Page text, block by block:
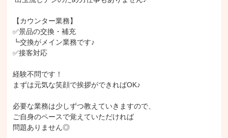
【カウンター業務】
✅景品の交換・補充
┗交換がメイン業務です♪
✅接客対応
経験不問です！
まずは元気な笑顔で挨拶ができればOK♪
必要な業務は少しずつ教えていきますので、
ご自身のペースで覚えていただければ
問題ありません◎